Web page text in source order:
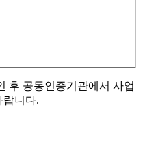
후 공동인증기관에서 사업
랍니다.